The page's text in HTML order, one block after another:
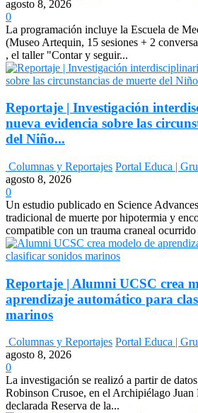
agosto 8, 2026
0
La programación incluye la Escuela de
(Museo Artequin, 15 sesiones + 2
, el taller "Contar y seguir...
Reportaje | Investigación
nueva evidencia sobre las
del Niño...
Columnas y Reportajes Portal Educa |
agosto 8, 2026
0
Un estudio publicado en Science
tradicional de muerte por hipotermia y
compatible con un trauma craneal ocurrido
Reportaje | Alumni UCSC crea
aprendizaje automático para
marinos
Columnas y Reportajes Portal Educa |
agosto 8, 2026
0
La investigación se realizó a partir de
Robinson Crusoe, en el Archipiélago Juan
declarada Reserva de la...